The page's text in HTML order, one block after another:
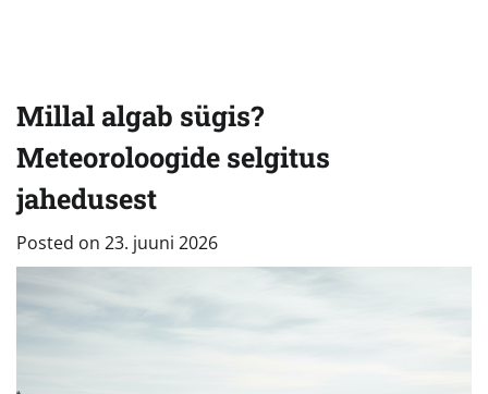
Millal algab sügis?
Meteoroloogide selgitus
jahedusest
Posted on 23. juuni 2026